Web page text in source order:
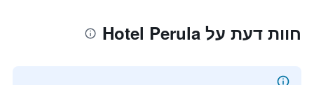
חוות דעת על Hotel Perula